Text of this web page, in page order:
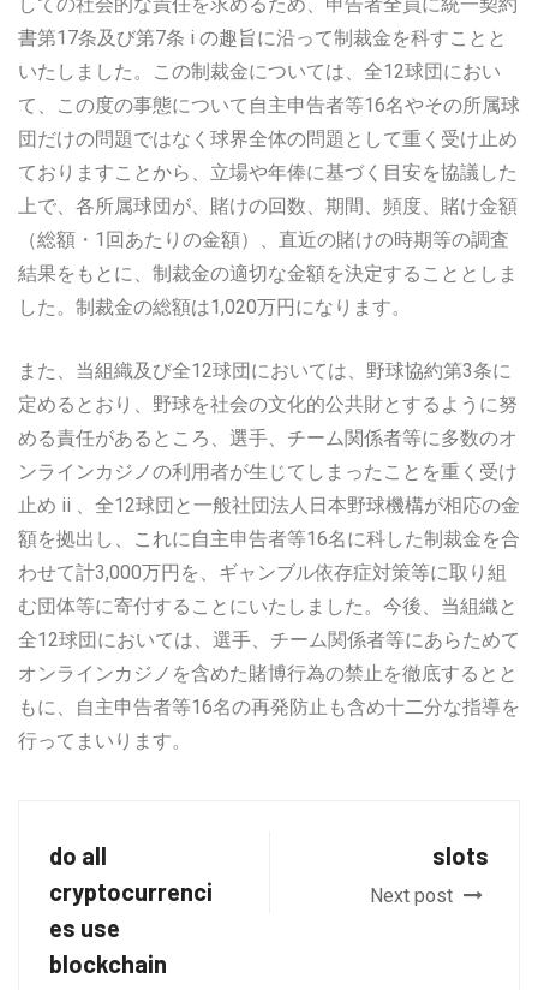
書第17条及び第7条 i の趣旨に沿って制裁金を科すことと
いたしました。この制裁金については、全12球団におい
て、この度の事態について自主申告者等16名やその所属球
団だけの問題ではなく球界全体の問題として重く受け止め
ておりますことから、立場や年俸に基づく目安を協議した
上で、各所属球団が、賭けの回数、期間、頻度、賭け金額
（総額・1回あたりの金額）、直近の賭けの時期等の調査
結果をもとに、制裁金の適切な金額を決定することとしま
した。制裁金の総額は1,020万円になります。
また、当組織及び全12球団においては、野球協約第3条に
定めるとおり、野球を社会の文化的公共財とするように努
める責任があるところ、選手、チーム関係者等に多数のオ
ンラインカジノの利用者が生じてしまったことを重く受け
止め ii 、全12球団と一般社団法人日本野球機構が相応の金
額を拠出し、これに自主申告者等16名に科した制裁金を合
わせて計3,000万円を、ギャンブル依存症対策等に取り組
む団体等に寄付することにいたしました。今後、当組織と
全12球団においては、選手、チーム関係者等にあらためて
オンラインカジノを含めた賭博行為の禁止を徹底するとと
もに、自主申告者等16名の再発防止も含め十二分な指導を
行ってまいります。
do all
cryptocurrenci
es use
blockchain
slots
Next post